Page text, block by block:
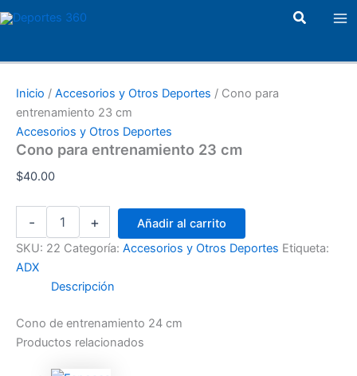
Ir
al
Buscar
Inicio / Accesorios y Otros Deportes / Cono para
entrenamiento 23 cm
Accesorios y Otros Deportes
Cono para entrenamiento 23 cm
$40.00
-
para
cantidad
+
Añadir al carrito
SKU: 22 Categoría: Accesorios y Otros Deportes Etiqueta:
ADX
Descripción
Cono de entrenamiento 24 cm
Productos relacionados